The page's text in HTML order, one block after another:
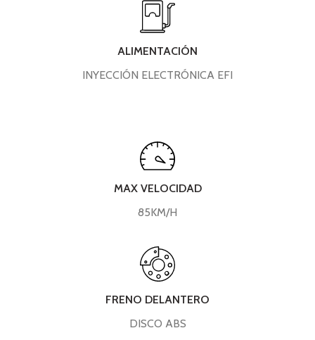
ALIMENTACIÓN
INYECCIÓN ELECTRÓNICA EFI
MAX VELOCIDAD
85KM/H
FRENO DELANTERO
DISCO ABS